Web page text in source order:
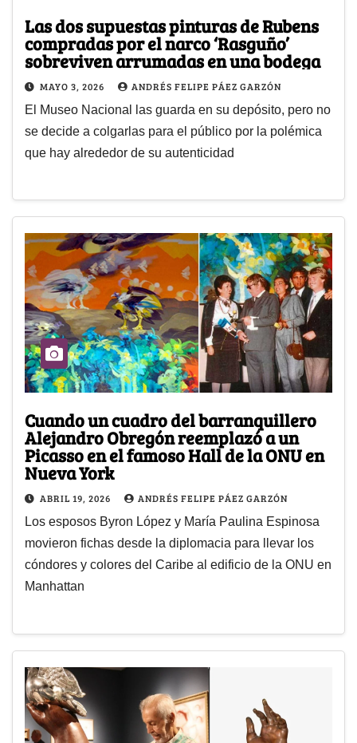
Las dos supuestas pinturas de Rubens
compradas por el narco ‘Rasguño’
sobreviven arrumadas en una bodega
MAYO 3, 2026 ANDRÉS FELIPE PÁEZ GARZÓN
El Museo Nacional las guarda en su depósito, pero no
se decide a colgarlas para el público por la polémica
que hay alrededor de su autenticidad
Cuando un cuadro del barranquillero
Alejandro Obregón reemplazó a un
Picasso en el famoso Hall de la ONU en
Nueva York
ABRIL 19, 2026 ANDRÉS FELIPE PÁEZ GARZÓN
Los esposos Byron López y María Paulina Espinosa
movieron fichas desde la diplomacia para llevar los
cóndores y colores del Caribe al edificio de la ONU en
Manhattan